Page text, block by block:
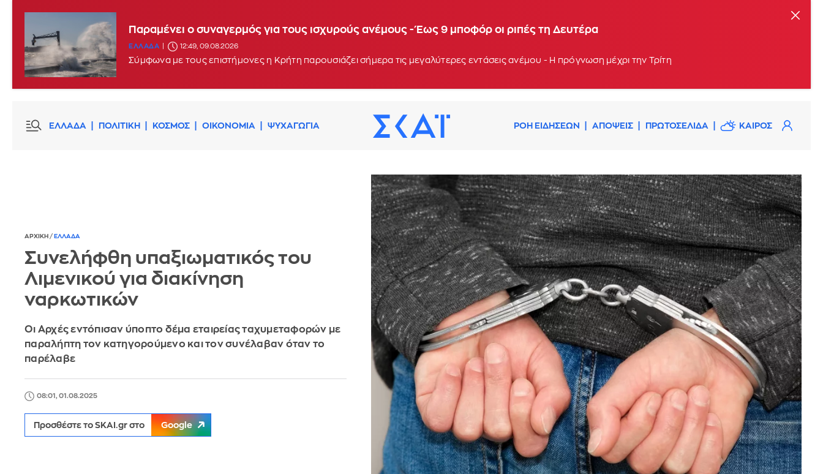
Παραμένει ο συναγερμός για τους ισχυρούς ανέμους - Έως 9 μποφόρ οι ριπές τη Δευτέρα
ΕΛΛΑΔΑ 12:49, 09.08.2026
Σύμφωνα με τους επιστήμονες η Κρήτη παρουσιάζει σήμερα τις μεγαλύτερες εντάσεις ανέμου - Η πρόγνωση μέχρι την Τρίτη
ΕΛΛΑΔΑ ΠΟΛΙΤΙΚΗ ΚΟΣΜΟΣ ΟΙΚΟΝΟΜΙΑ ΨΥΧΑΓΩΓΙΑ ΡΟΗ ΕΙΔΗΣΕΩΝ ΑΠΟΨΕΙΣ ΠΡΩΤΟΣΕΛΙΔΑ ΚΑΙΡΟΣ
ΑΡΧΙΚΗ / ΕΛΛΑΔΑ
Συνελήφθη υπαξιωματικός του
Λιμενικού για διακίνηση
ναρκωτικών
Οι Αρχές εντόπισαν ύποπτο δέμα εταιρείας ταχυμεταφορών με
παραλήπτη τον κατηγορούμενο και τον συνέλαβαν όταν το
παρέλαβε
08:01, 01.08.2025
Προσθέστε το SKAI.gr στο Google